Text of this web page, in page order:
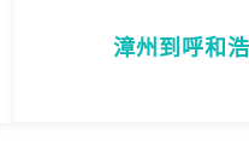
漳州到呼和